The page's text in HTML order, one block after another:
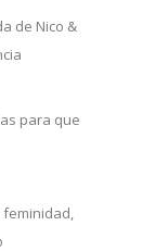
de Nico &
para que
feminidad,